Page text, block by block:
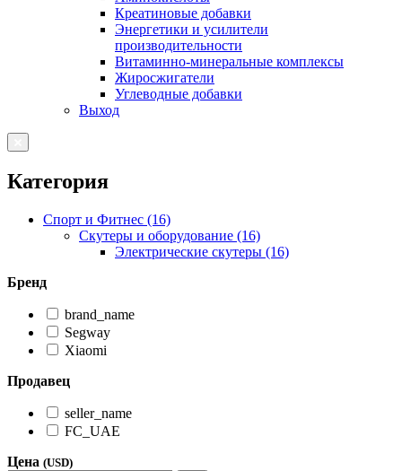
Креатиновые добавки
Энергетики и усилители
производительности
Витаминно-минеральные комплексы
Жиросжигатели
Углеводные добавки
Выход
Категория
Спорт и Фитнес (16)
Скутеры и оборудование (16)
Электрические скутеры (16)
Бренд
brand_name
Segway
Xiaomi
Продавец
seller_name
FC_UAE
Цена (USD)